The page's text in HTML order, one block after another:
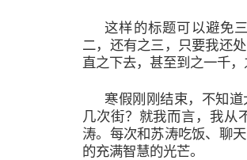
这样的标题可以避免
二，还有之三，只要我还
直之下去，甚至到之一千
寒假刚刚结束，不知
几次街？就我而言，我从
涛。每次和苏涛吃饭、聊
的充满智慧的光芒。